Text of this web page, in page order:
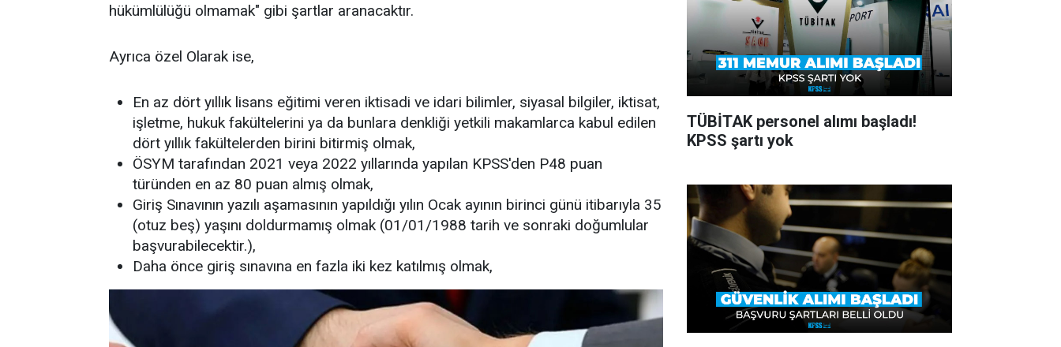
hükümlülüğü olmamak" gibi şartlar aranacaktır.
Ayrıca özel Olarak ise,
En az dört yıllık lisans eğitimi veren iktisadi ve idari bilimler, siyasal bilgiler, iktisat,
işletme, hukuk fakültelerini ya da bunlara denkliği yetkili makamlarca kabul edilen
dört yıllık fakültelerden birini bitirmiş olmak,
ÖSYM tarafından 2021 veya 2022 yıllarında yapılan KPSS'den P48 puan
türünden en az 80 puan almış olmak,
Giriş Sınavının yazılı aşamasının yapıldığı yılın Ocak ayının birinci günü itibarıyla 35
(otuz beş) yaşını doldurmamış olmak (01/01/1988 tarih ve sonraki doğumlular
başvurabilecektir.),
Daha önce giriş sınavına en fazla iki kez katılmış olmak,
TÜBİTAK personel alımı başladı!
KPSS şartı yok